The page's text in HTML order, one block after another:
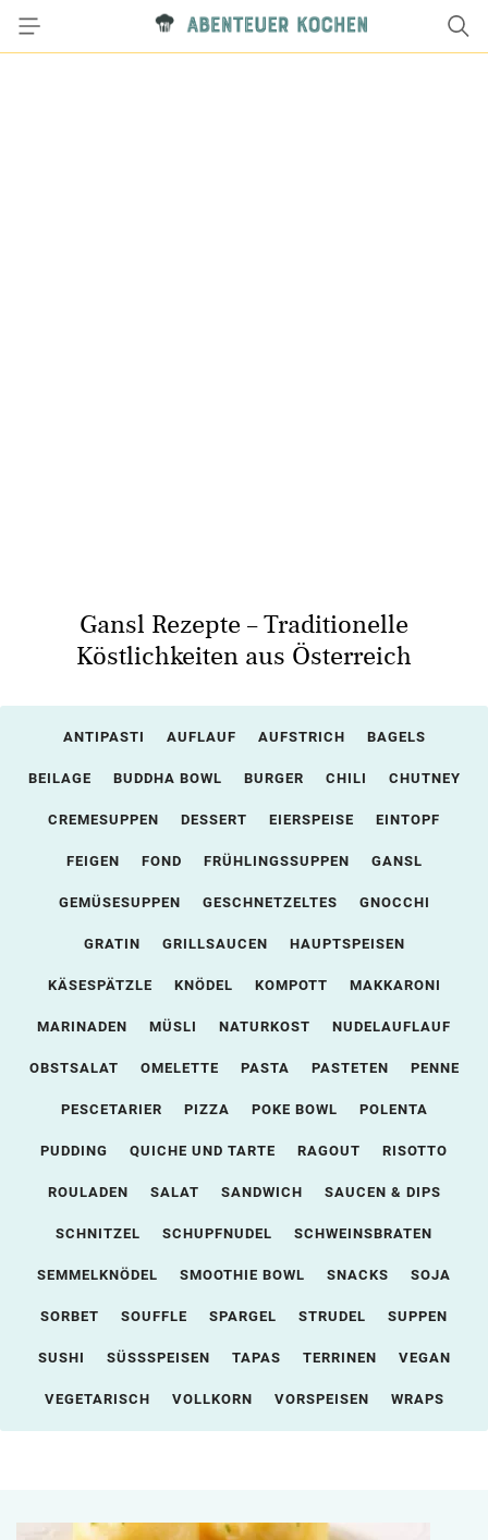
Gansl Rezepte – Traditionelle
Köstlichkeiten aus Österreich
ANTIPASTI AUFLAUF AUFSTRICH BAGELS
BEILAGE BUDDHA BOWL BURGER CHILI CHUTNEY
CREMESUPPEN DESSERT EIERSPEISE EINTOPF
FEIGEN FOND FRÜHLINGSSUPPEN GANSL
GEMÜSESUPPEN GESCHNETZELTES GNOCCHI
GRATIN GRILLSAUCEN HAUPTSPEISEN
KÄSESPÄTZLE KNÖDEL KOMPOTT MAKKARONI
MARINADEN MÜSLI NATURKOST NUDELAUFLAUF
OBSTSALAT OMELETTE PASTA PASTETEN PENNE
PESCETARIER PIZZA POKE BOWL POLENTA
PUDDING QUICHE UND TARTE RAGOUT RISOTTO
ROULADEN SALAT SANDWICH SAUCEN & DIPS
SCHNITZEL SCHUPFNUDEL SCHWEINSBRATEN
SEMMELKNÖDEL SMOOTHIE BOWL SNACKS SOJA
SORBET SOUFFLE SPARGEL STRUDEL SUPPEN
SUSHI SÜSSSPEISEN TAPAS TERRINEN VEGAN
VEGETARISCH VOLLKORN VORSPEISEN WRAPS